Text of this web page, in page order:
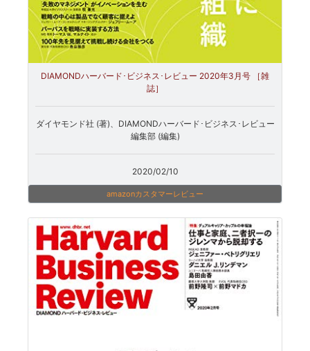
DIAMONDハーバード･ビジネス･レビュー 2020年3月号 ［雑
誌］
ダイヤモンド社 (著)、DIAMONDハーバード･ビジネス･レビュー
編集部 (編集)
2020/02/10
amazonカスタマーレビュー